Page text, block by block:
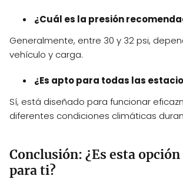
¿Cuál es la presión
Generalmente, entre 30 y 32 psi,
vehículo y carga.
¿Es apto para todas las
Sí, está diseñado para funcionar
diferentes condiciones climáticas
Conclusión: ¿Es esta opción
para ti?